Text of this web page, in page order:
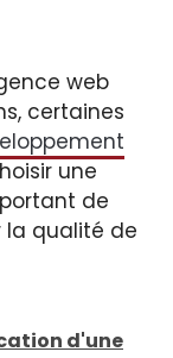
web
certaines
une
de
la qualité de
d'une